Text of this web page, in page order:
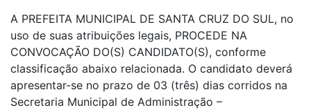
A PREFEITA MUNICIPAL DE SANTA CRUZ DO SUL, no
uso de suas atribuições legais, PROCEDE NA
CONVOCAÇÃO DO(S) CANDIDATO(S), conforme
classificação abaixo relacionada. O candidato deverá
apresentar-se no prazo de 03 (três) dias corridos na
Secretaria Municipal de Administração –